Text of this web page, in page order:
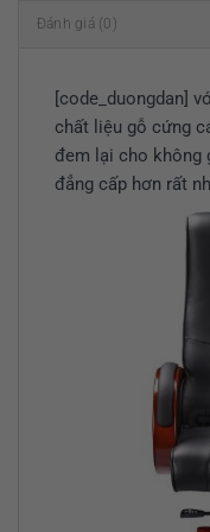
Đánh giá (0)
[code_duongdan]
chất liệu gỗ cứng
đem lại cho không
đẳng cấp hơn rất